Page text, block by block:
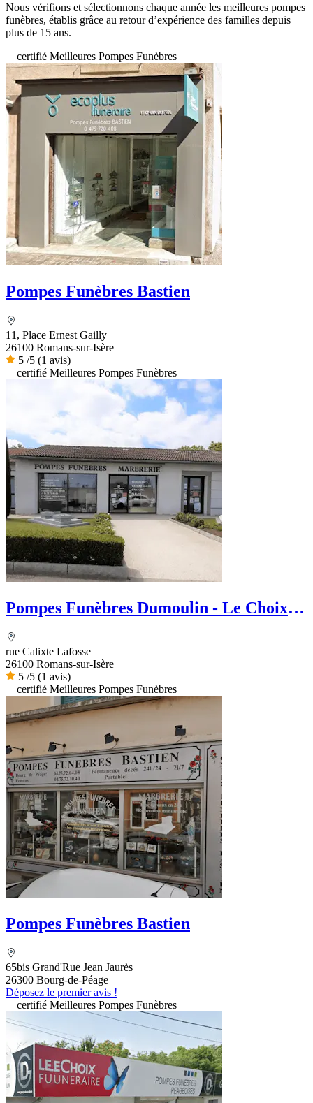
Nous vérifions et sélectionnons chaque année les meilleures pompes
funèbres, établis grâce au retour d’expérience des familles depuis
plus de 15 ans.
certifié Meilleures Pompes Funèbres
Pompes Funèbres Bastien
11, Place Ernest Gailly
26100 Romans-sur-Isère
5 /5 (1 avis)
certifié Meilleures Pompes Funèbres
Pompes Funèbres Dumoulin - Le Choix
rue Calixte Lafosse
26100 Romans-sur-Isère
5 /5 (1 avis)
certifié Meilleures Pompes Funèbres
Pompes Funèbres Bastien
65bis Grand'Rue Jean Jaurès
26300 Bourg-de-Péage
Déposez le premier avis !
certifié Meilleures Pompes Funèbres